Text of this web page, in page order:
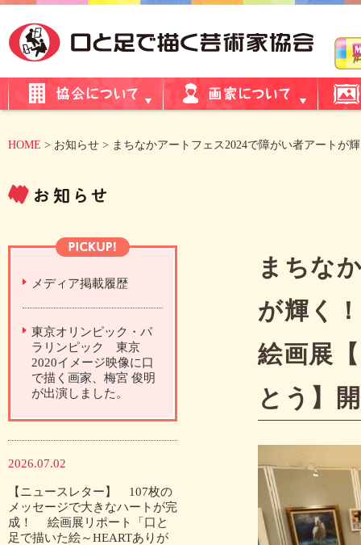
HOME > お知らせ > まちなかアートフェス2024で障がい者アートが
メディア掲載履歴
東京オリンピック・パ
ラリンピック 東京
2020イメージ映像に口
で描く画家、梅宮 俊明
が出演しました。
2026.07.02
【ニュースレター】 107枚の
メッセージで大きなハートが完
成！ 絵画展リポート「口と
足で描いた絵～HEARTありが
まちな
が輝く！
絵画展
とう】